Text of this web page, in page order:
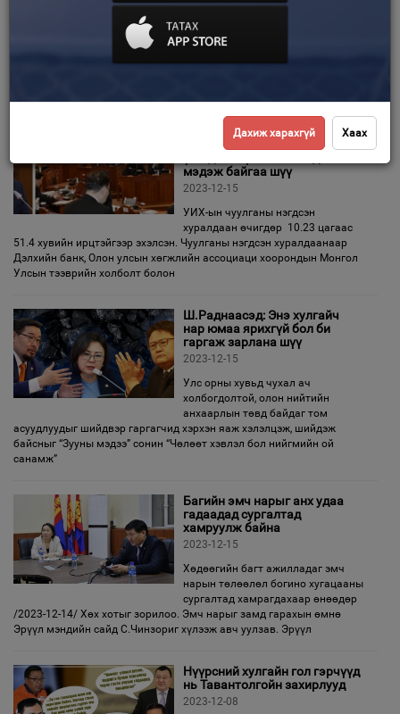
2023-12-15
Оросуудын нэг “афоризм” байдаг
аж. Тэр нь “...Хоёр төрлийн хулгайч
Протокол: Үйлдвэр,
станцуудыг гацаадаг үл
мэдэж байгаа шүү
2023-12-15
УИХ-ын чуулганы нэгдсэн
хуралдаан өчигдөр 10.23 цагаас
51.4 хувийн ирцтэйгээр эхэлсэн. Чуулганы нэгдсэн хуралдаанаар
Дэлхийн банк, Олон улсын хөгжлийн ассоциаци хоорондын Монгол
Улсын тээврийн холболт болон
Ш.Раднаасэд: Энэ хулгайч
нар юмаа ярихгүй бол би
гаргаж зарлана шүү
2023-12-15
Улс орны хувьд чухал ач
холбогдолтой, олон нийтийн
анхаарлын төвд байдаг том
асуудлуудыг шийдвэр гаргагчид хэрхэн яаж хэлэлцэж, шийдэж
байсныг “Зууны мэдээ” сонин “Чөлөөт хэвлэл бол нийгмийн ой
санамж”
Багийн эмч нарыг анх удаа
гадаадад сургалтад
хамруулж байна
2023-12-15
Хөдөөгийн багт ажилладаг эмч
нарын төлөөлөл богино хугацааны
сургалтад хамрагдахаар өнөөдөр
/2023-12-14/ Хөх хотыг зорилоо. Эмч нарыг замд гарахын өмнө
Эрүүл мэндийн сайд С.Чинзориг хүлээж авч уулзав. Эрүүл
Нүүрсний хулгайн гол гэрчүүд
нь Тавантолгойн захирлууд
2023-12-08
Дахиж харахгүй Хаах